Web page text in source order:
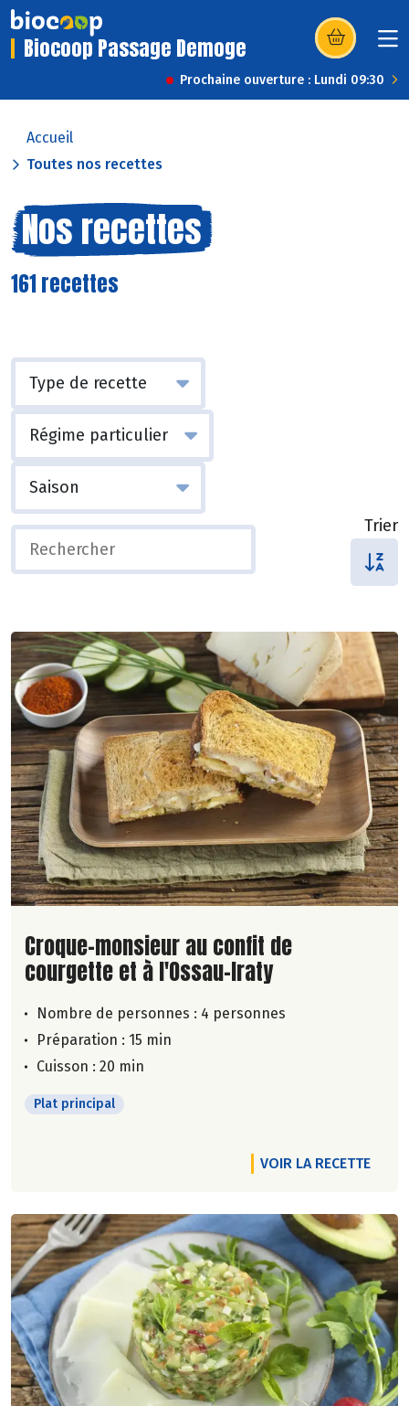
Biocoop Passage Demoge (s’ouvre dans
Prochaine ouverture : Lundi 09:30
Accueil
Toutes nos recettes
Nos recettes
161 recettes
Trier
Lire la suite de la recette
Croque-monsieur au confit de
courgette et à l'Ossau-Iraty
Nombre de personnes : 4 personnes
Préparation : 15 min
Cuisson : 20 min
Plat principal
VOIR LA RECETTE